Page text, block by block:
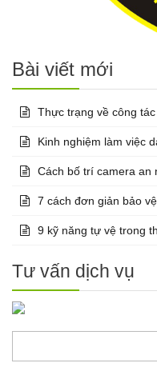
Bài viết mới
Thực trạng về công
Kinh nghiệm làm việc
Cách bố trí camera an
7 cách đơn giản bảo
9 kỹ năng tự vệ trong
Tư vấn dịch vụ